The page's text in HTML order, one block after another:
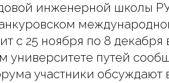
инженерной школы
с 25 ноября по 8 декабря
университете путей
участники обсуждают